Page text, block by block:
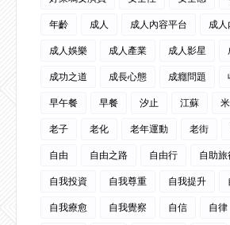
年齡
成人 成人內容平台
成
成人娛樂
成人產業 成人影星
成功之道
成長心態 成癮問題
早午餐
早餐 汐止 江蘇
老子
老化 老年運動 老街
自由
自由之路 自由行 自助旅
自我投資
自我尊重 自我提升
自我療愈
自我覺察 自信 自律